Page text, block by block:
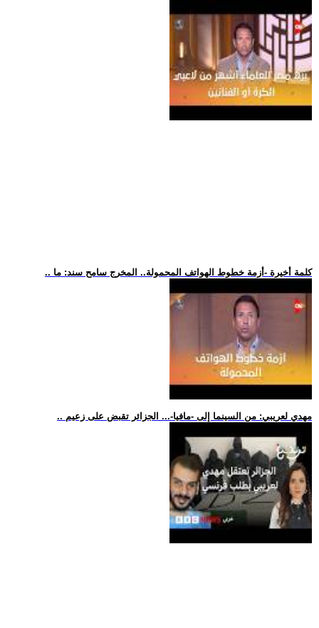
.. كلمة أخيرة -أزمة خطوط الهواتف المحمولة.. المخرج سامح سند: ما
.. مهدي لعريبي: من السينما إلى -مافيا-... الجزائر تقبض على زعيم